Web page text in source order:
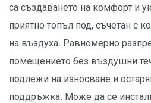
са създаването на комфорт и
приятно топъл под, съчетан с
на въздуха. Равномерно
помещението без въздушни
подлежи на износване и
поддръжка. Може да се